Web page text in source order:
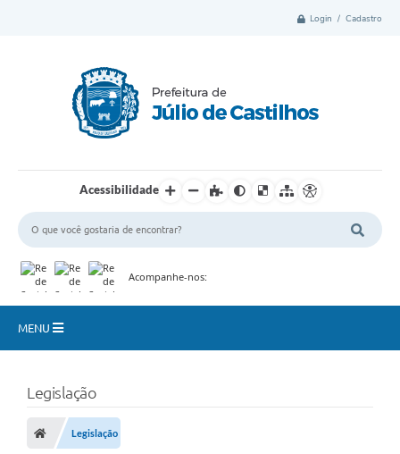
Login / Cadastro
Acessibilidade
Acompanhe-nos:
MENU
Nota Fiscal Gaúcha
Ouvidoria
Legislação
Legislação